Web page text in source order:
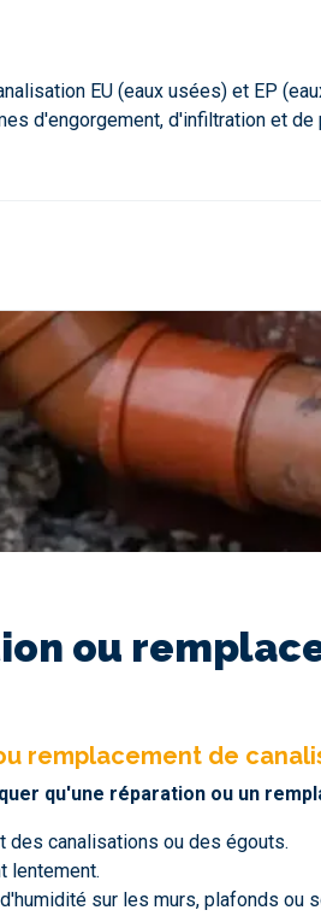
EU (eaux usées) et EP
d'engorgement, d'infiltration et
ou
remplacement de
qu'une réparation ou un
des canalisations ou des égouts.
lentement.
sur les murs, plafonds ou